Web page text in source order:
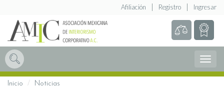
Ingresar
Registro
Afiliación
Menú
Inicio
Noticias